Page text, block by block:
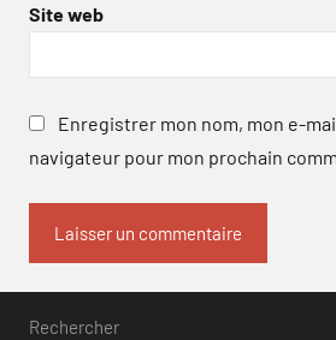
Site web
Enregistrer mon nom, mon e-
navigateur pour mon prochain
Rechercher